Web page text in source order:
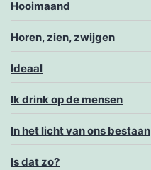
Hooimaand
Horen, zien, zwijgen
Ideaal
Ik drink op de mensen
In het licht van ons bestaan
Is dat zo?